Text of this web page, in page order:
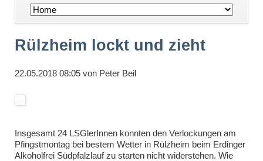
Navigation
Rülzheim lockt und zieht
22.05.2018 08:05von Peter Beil
Insgesamt 24 LSGlerInnen konnten den Verlockungen am
Pfingstmontag bei bestem Wetter in Rülzheim beim Erdinger
Alkoholfrei Südpfalzlauf zu starten nicht widerstehen. Wie